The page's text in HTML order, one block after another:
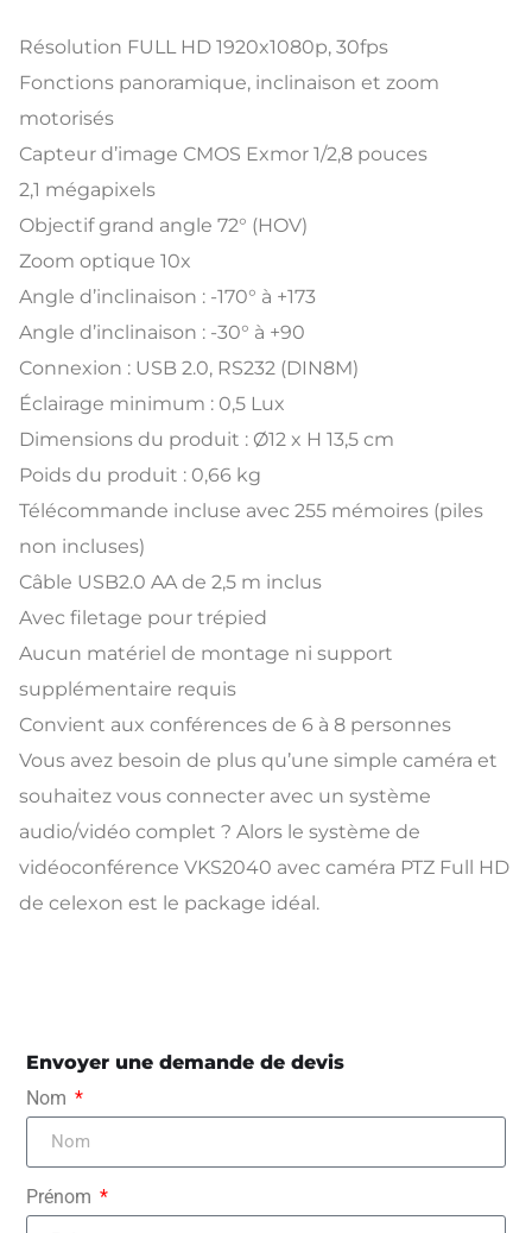
Résolution FULL HD 1920x1080p, 30fps
Fonctions panoramique, inclinaison et zoom
motorisés
Capteur d’image CMOS Exmor 1/2,8 pouces
2,1 mégapixels
Objectif grand angle 72° (HOV)
Zoom optique 10x
Angle d’inclinaison : -170° à +173
Angle d’inclinaison : -30° à +90
Connexion : USB 2.0, RS232 (DIN8M)
Éclairage minimum : 0,5 Lux
Dimensions du produit : Ø12 x H 13,5 cm
Poids du produit : 0,66 kg
Télécommande incluse avec 255 mémoires (piles
non incluses)
Câble USB2.0 AA de 2,5 m inclus
Avec filetage pour trépied
Aucun matériel de montage ni support
supplémentaire requis
Convient aux conférences de 6 à 8 personnes
Vous avez besoin de plus qu’une simple caméra et
souhaitez vous connecter avec un système
audio/vidéo complet ? Alors le système de
vidéoconférence VKS2040 avec caméra PTZ Full HD
de celexon est le package idéal.
Envoyer une demande de devis
Nom
Prénom